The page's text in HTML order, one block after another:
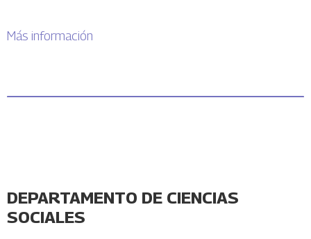
Más información
DEPARTAMENTO DE CIENCIAS
SOCIALES